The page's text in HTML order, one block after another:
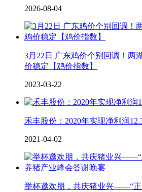
2026-08-04
3月22日 广东鸡价个别回调！两
价稳定【鸡价指数】
2023-03-22
禾丰股份：2020年实现净利润
2021-04-02
举杯邀欢朋，共庆猪业兴——“正